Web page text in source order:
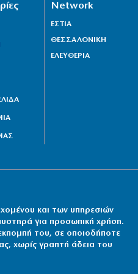
Network
ΕΣΤΙΑ
ΘΕΣΣΑΛΟΝΙΚΗ
ΕΛΕΥΘΕΡΙΑ
και των υπηρεσιών
για προσωπική χρήση.
του, σε οποιοδήποτε
χωρίς γραπτή άδεια του